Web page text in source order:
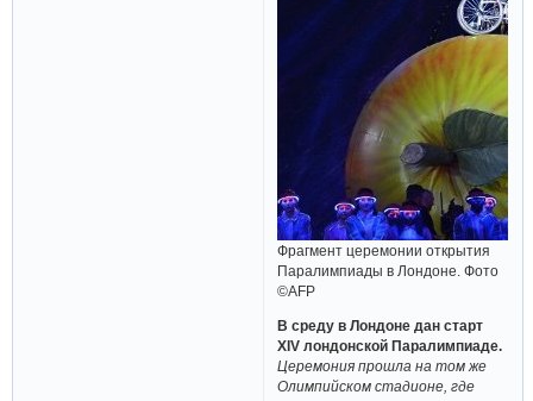
Фрагмент церемонии открытия
Паралимпиады в Лондоне. Фото
©AFP
В среду в Лондоне дан старт
XIV лондонской Паралимпиаде.
Церемония прошла на том же
Олимпийском стадионе, где